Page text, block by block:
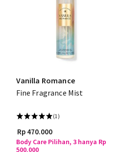
Vanilla Romance
Fine Fragrance Mist
(1)
Rp 470.000
Body Care Pilihan, 3 hanya Rp
500.000